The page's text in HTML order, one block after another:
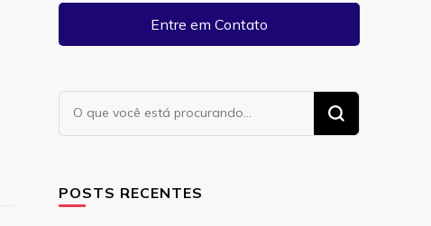
Entre em Contato
Procurando
algo?
POSTS RECENTES